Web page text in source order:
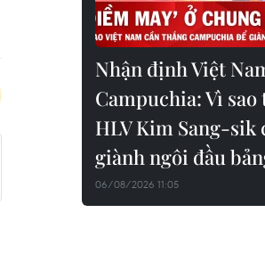
Nhận định Việt
Campuchia: Vì
HLV Kim Sang-sik
giành ngôi đầu
06/08/2026 11:05